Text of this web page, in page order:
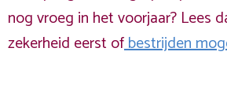
nog vroeg in het voorjaar? Lees
zekerheid eerst ofbestrijden